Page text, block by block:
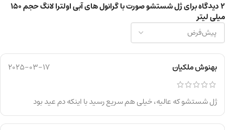
2 دیدگاه برای ژل شستشو صورت با گرانول های آبی اولترا لانگ حجم 150
میلی لیتر
بهنوش ملکیان 2025-03-17
ژل شستشو که عالیه، خیلی هم سریع رسید با اینکه دم عید بود